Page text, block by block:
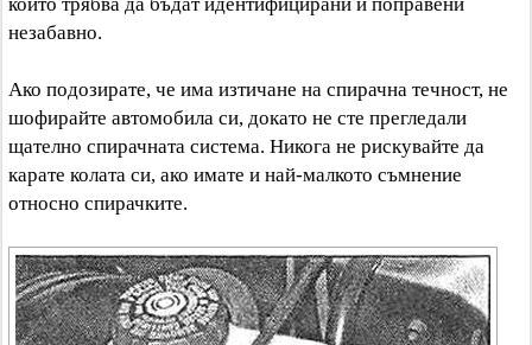
незабавно.
Ако подозирате, че има изтичане на спирачна течност, не
шофирайте автомобила си, докато не сте прегледали
щателно спирачната система. Никога не рискувайте да
карате колата си, ако имате и най-малкото съмнение
относно спирачките.